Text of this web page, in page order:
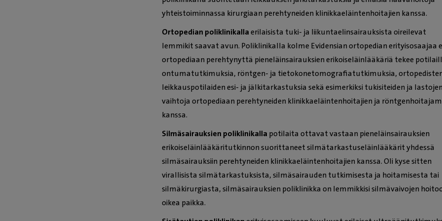
yhteistoiminnassa kirurgiaan perehtyneiden klinikkaeläintenhoitajien kanssa.
Ortopedian poliklinikallaerilaisista tuki- ja liikuntaelinsairauksista oireilevat
lemmikit saavat avun. Poliklinikalla kolme Evidensian ortopedian erityisosaajaa
ortopediaan perehtynyttä pieneläinsairauksien erikoiseläinlääkäriä tekee
ontumatutkimuksia, röntgen- ja tietokonetomografiatutkimuksia,
leikkauspotilaiden esi- ja jälkitarkastuksia sekä esimerkiksi tukisiteiden ja lastojen
vaihtoja ortopediaan perehtyneiden klinikkaeläintenhoitajien ja
kanssa.
Silmäsairauksien poliklinikalla potilaita ottavat vastaan pieneläinsairauksien
erikoiseläinlääkäritutkinnon suorittaneet silmätarkastuseläinlääkärit yhdessä
silmäsairauksiin perehtyneiden klinikkaeläintenhoitajien kanssa. Oli kyse sitten
virallisista silmätarkastuksista, silmäsairauden tutkimisesta ja hoitamisesta tai
silmäkirurgiasta, silmäsairauksien poliklinikka on lemmikkisi silmävaivojen
oikea paikka.